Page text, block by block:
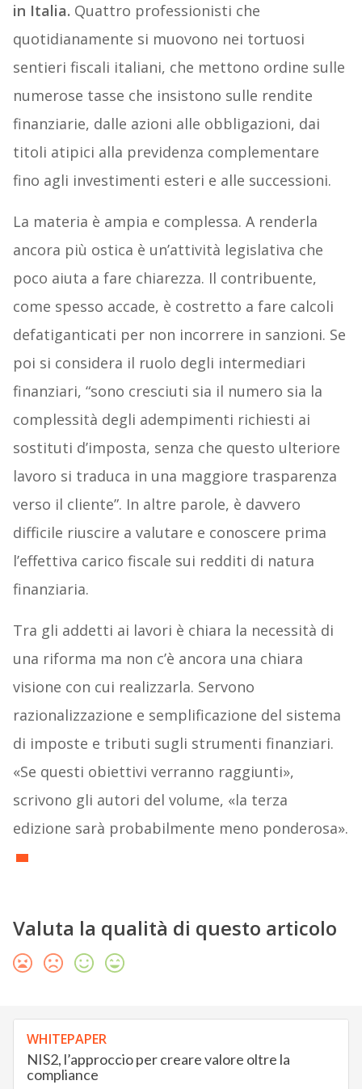
in Italia. Quattro professionisti che
quotidianamente si muovono nei tortuosi
sentieri fiscali italiani, che mettono ordine sulle
numerose tasse che insistono sulle rendite
finanziarie, dalle azioni alle obbligazioni, dai
titoli atipici alla previdenza complementare
fino agli investimenti esteri e alle successioni.
La materia è ampia e complessa. A renderla
ancora più ostica è un’attività legislativa che
poco aiuta a fare chiarezza. Il contribuente,
come spesso accade, è costretto a fare calcoli
defatiganticati per non incorrere in sanzioni. Se
poi si considera il ruolo degli intermediari
finanziari, “sono cresciuti sia il numero sia la
complessità degli adempimenti richiesti ai
sostituti d’imposta, senza che questo ulteriore
lavoro si traduca in una maggiore trasparenza
verso il cliente”. In altre parole, è davvero
difficile riuscire a valutare e conoscere prima
l’effettiva carico fiscale sui redditi di natura
finanziaria.
Tra gli addetti ai lavori è chiara la necessità di
una riforma ma non c’è ancora una chiara
visione con cui realizzarla. Servono
razionalizzazione e semplificazione del sistema
di imposte e tributi sugli strumenti finanziari.
«Se questi obiettivi verranno raggiunti»,
scrivono gli autori del volume, «la terza
edizione sarà probabilmente meno ponderosa».
Valuta la qualità di questo articolo
WHITEPAPER
NIS2, l’approccio per creare valore oltre la
compliance